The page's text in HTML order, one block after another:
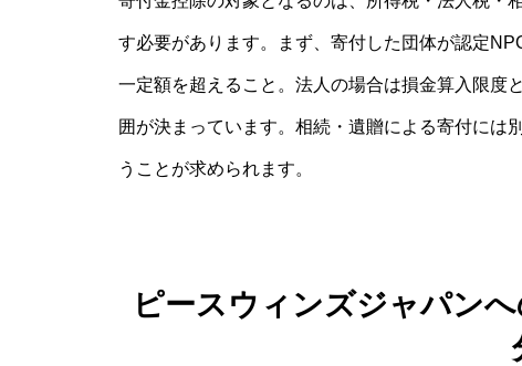
す必要があります。まず、寄付した団体が認定
一定額を超えること。法人の場合は損金算入限度
囲が決まっています。相続・遺贈による寄付には
うことが求められます。
ピースウィンズジャパン